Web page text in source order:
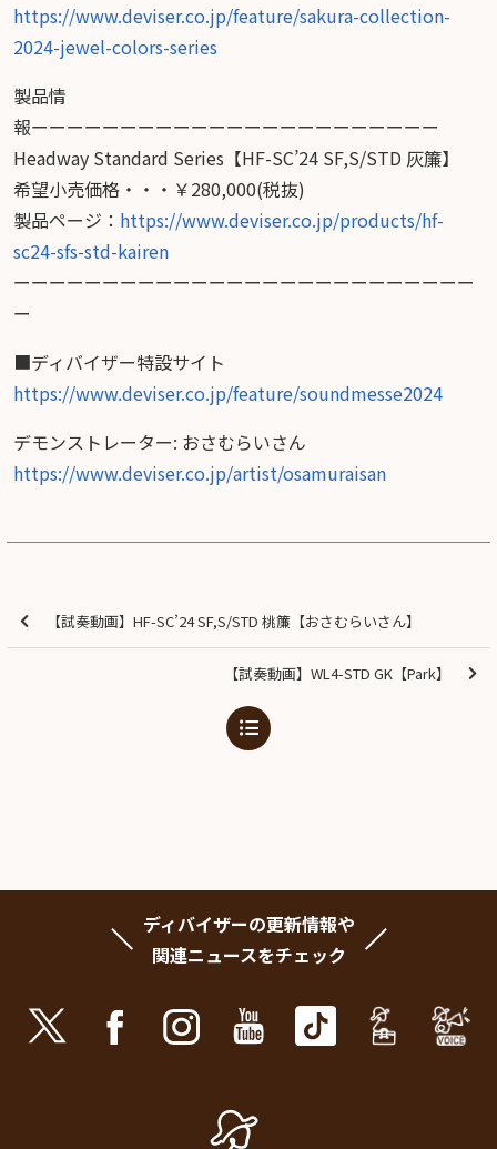
https://www.deviser.co.jp/feature/sakura-collection-
2024-jewel-colors-series
製品情
報ーーーーーーーーーーーーーーーーーーーーーーー
Headway Standard Series【HF-SC’24 SF,S/STD 灰簾】
希望小売価格・・・￥280,000(税抜)
製品ページ： https://www.deviser.co.jp/products/hf-
sc24-sfs-std-kairen
ーーーーーーーーーーーーーーーーーーーーーーーーーー
ー
■ディバイザー特設サイト
https://www.deviser.co.jp/feature/soundmesse2024
デモンストレーター: おさむらいさん
https://www.deviser.co.jp/artist/osamuraisan
【試奏動画】HF-SC’24 SF,S/STD 桃簾【おさむらいさん】
【試奏動画】WL4-STD GK【Park】
ディバイザーの更新情報や
関連ニュースをチェック